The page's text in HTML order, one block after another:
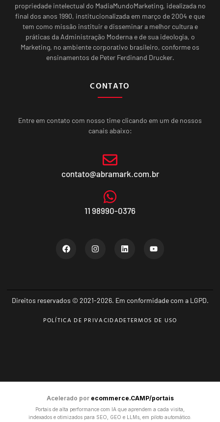
propriedade intelectual do MadiaMundoMarketing, idealizada no
final dos anos 1990, institucionalizada em março de 2004 e que
tem como missão instituir e disseminar a melhor cultura e
práticas da Administração Moderna e de sua ideologia, o
Marketing, no ambiente corporativo brasileiro, conforme os
ensinamentos de Peter Ferdinand Drucker.
CONTATO
Entre em contato com nosso time clicando em um de nossos
canais abaixo:
contato@abramark.com.br
11 98990-0376
Direitos reservados © 2021-2026. Em conformidade com a LGPD.
POLÍTICA DE PRIVACIDADETERMOS DE USO
Acelerado por ecommerce.CAMP/portais
Portais de alta performance com IA que aprendem a cada visita,
indexados e otimizados para SEO, GEO e LLMs, em piloto automático.